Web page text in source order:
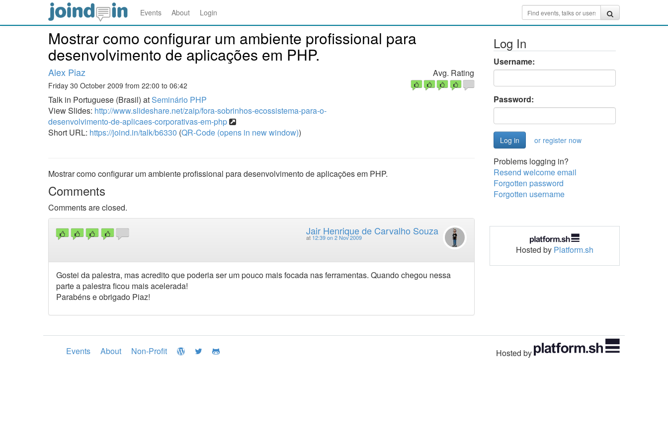
Events About Login
Mostrar como configurar um ambiente profissional para
desenvolvimento de aplicações em PHP.
Alex Piaz
Friday 30 October 2009 from 22:00 to 06:42
Talk in Portuguese (Brasil) atSeminário PHP
View Slides: http://www.slideshare.net/zaip/fora-sobrinhos-ecossistema-para-o-
desenvolvimento-de-aplicaes-corporativas-em-php
Short URL: https://joind.in/talk/b6330 (QR-Code (opens in new window))
Avg. Rating
Mostrar como configurar um ambiente profissional para desenvolvimento de aplicações em PHP.
Comments
Comments are closed.
Jair Henrique de Carvalho Souza
at 12:39 on 2 Nov 2009
Gostei da palestra, mas acredito que poderia ser um pouco mais focada nas ferramentas. Quando chegou nessa
parte a palestra ficou mais acelerada!
Parabéns e obrigado Piaz!
Log In
Username:
Password:
or register now
Problems logging in?
Resend welcome email
Forgotten password
Forgotten username
Hosted by Platform.sh
Events About Non-Profit Hosted by